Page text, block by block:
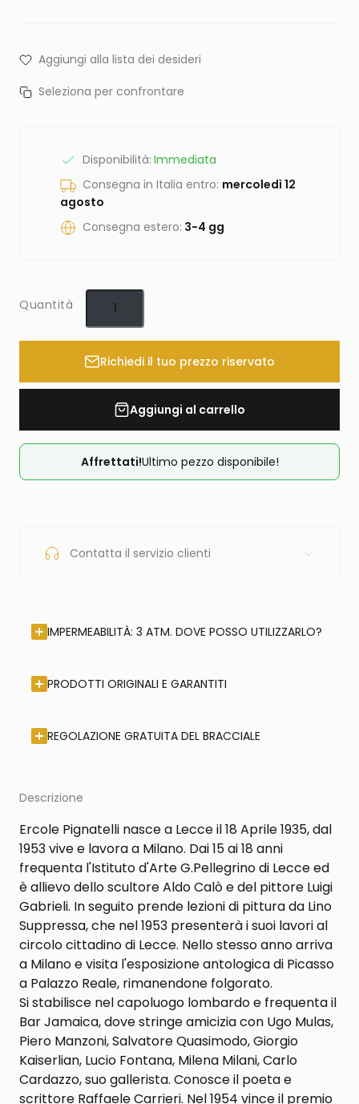
Aggiungi alla lista dei desideri
Seleziona per confrontare
Disponibilità: Immediata
Consegna in Italia entro: mercoledì 12
agosto
Consegna estero: 3-4 gg
Quantità
Richiedi il tuo prezzo riservato
Aggiungi al carrello
Affrettati!Ultimo pezzo disponibile!
Contatta il servizio clienti
IMPERMEABILITÀ: 3 ATM. DOVE POSSO UTILIZZARLO?
PRODOTTI ORIGINALI E GARANTITI
REGOLAZIONE GRATUITA DEL BRACCIALE
Descrizione
Ercole Pignatelli nasce a Lecce il 18 Aprile 1935, dal
1953 vive e lavora a Milano. Dai 15 ai 18 anni
frequenta l'Istituto d'Arte G.Pellegrino di Lecce ed
è allievo dello scultore Aldo Calò e del pittore Luigi
Gabrieli. In seguito prende lezioni di pittura da Lino
Suppressa, che nel 1953 presenterà i suoi lavori al
circolo cittadino di Lecce. Nello stesso anno arriva
a Milano e visita l'esposizione antologica di Picasso
a Palazzo Reale, rimanendone folgorato.
Si stabilisce nel capoluogo lombardo e frequenta il
Bar Jamaica, dove stringe amicizia con Ugo Mulas,
Piero Manzoni, Salvatore Quasimodo, Giorgio
Kaiserlian, Lucio Fontana, Milena Milani, Carlo
Cardazzo, suo gallerista. Conosce il poeta e
scrittore Raffaele Carrieri. Nel 1954 vince il premio